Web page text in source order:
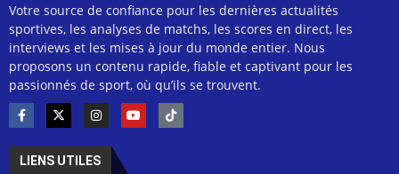
Votre source de confiance pour les dernières actualités
sportives, les analyses de matchs, les scores en direct, les
interviews et les mises à jour du monde entier. Nous
proposons un contenu rapide, fiable et captivant pour les
passionnés de sport, où qu’ils se trouvent.
LIENS UTILES